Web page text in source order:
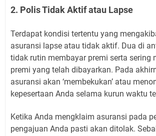
2. Polis Tidak Aktif atau Lapse
Terdapat kondisi tertentu yang
asuransi lapse atau tidak aktif. Dua di
tidak rutin membayar premi serta sering
premi yang telah dibayarkan. Pada
asuransi akan ‘membekukan’ atau
kepesertaan Anda selama kurun waktu
Ketika Anda mengklaim asuransi pada
pengajuan Anda pasti akan ditolak.